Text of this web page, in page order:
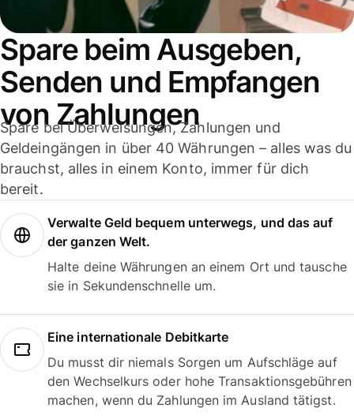
Spare beim Ausgeben,
Senden und Empfangen
von Zahlungen
Spare bei Überweisungen, Zahlungen und
Geldeingängen in über 40 Währungen – alles was du
brauchst, alles in einem Konto, immer für dich
bereit.
Verwalte Geld bequem unterwegs, und das auf
der ganzen Welt.
Halte deine Währungen an einem Ort und tausche
sie in Sekundenschnelle um.
Eine internationale Debitkarte
Du musst dir niemals Sorgen um Aufschläge auf
den Wechselkurs oder hohe Transaktionsgebühren
machen, wenn du Zahlungen im Ausland tätigst.